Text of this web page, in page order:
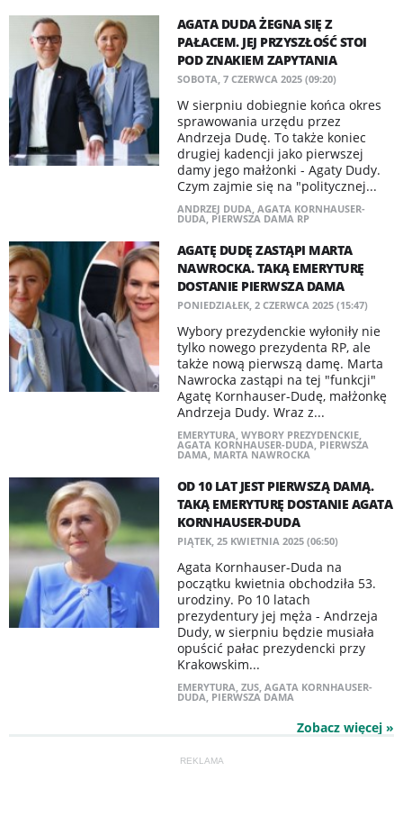
AGATA DUDA ŻEGNA SIĘ Z
PAŁACEM. JEJ PRZYSZŁOŚĆ STOI
POD ZNAKIEM ZAPYTANIA
SOBOTA, 7 CZERWCA 2025 (09:20)
W sierpniu dobiegnie końca okres
sprawowania urzędu przez
Andrzeja Dudę. To także koniec
drugiej kadencji jako pierwszej
damy jego małżonki - Agaty Dudy.
Czym zajmie się na "politycznej...
ANDRZEJ DUDA, AGATA KORNHAUSER-
DUDA, PIERWSZA DAMA RP
AGATĘ DUDĘ ZASTĄPI MARTA
NAWROCKA. TAKĄ EMERYTURĘ
DOSTANIE PIERWSZA DAMA
PONIEDZIAŁEK, 2 CZERWCA 2025 (15:47)
Wybory prezydenckie wyłoniły nie
tylko nowego prezydenta RP, ale
także nową pierwszą damę. Marta
Nawrocka zastąpi na tej "funkcji"
Agatę Kornhauser-Dudę, małżonkę
Andrzeja Dudy. Wraz z...
EMERYTURA, WYBORY PREZYDENCKIE,
AGATA KORNHAUSER-DUDA, PIERWSZA
DAMA, MARTA NAWROCKA
OD 10 LAT JEST PIERWSZĄ DAMĄ.
TAKĄ EMERYTURĘ DOSTANIE AGATA
KORNHAUSER-DUDA
PIĄTEK, 25 KWIETNIA 2025 (06:50)
Agata Kornhauser-Duda na
początku kwietnia obchodziła 53.
urodziny. Po 10 latach
prezydentury jej męża - Andrzeja
Dudy, w sierpniu będzie musiała
opuścić pałac prezydencki przy
Krakowskim...
EMERYTURA, ZUS, AGATA KORNHAUSER-
DUDA, PIERWSZA DAMA
Zobacz więcej »
REKLAMA